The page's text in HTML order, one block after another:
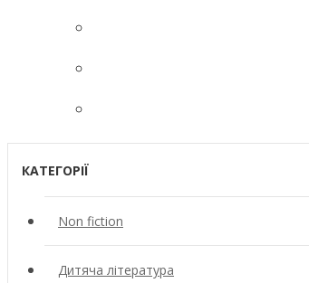
КАТЕГОРІЇ
Non fiction
Дитяча література